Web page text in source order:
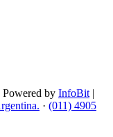
by InfoBit |
· (011) 4905